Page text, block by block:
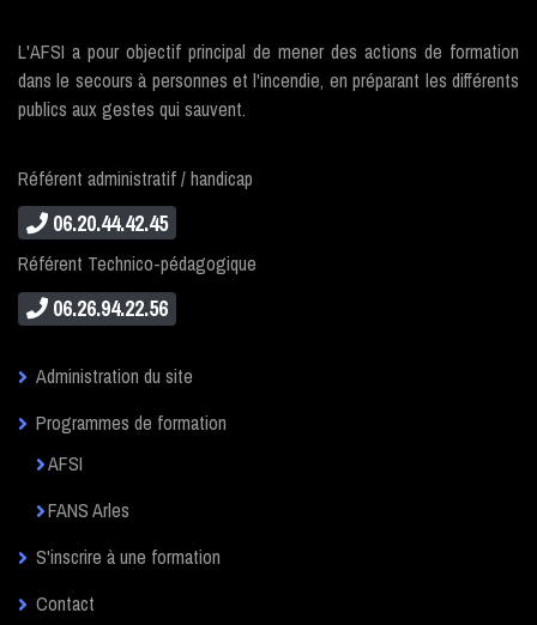
L'AFSI a pour objectif principal de mener des actions de formation
dans le secours à personnes et l'incendie, en préparant les différents
publics aux gestes qui sauvent.
Référent administratif / handicap
06.20.44.42.45
Référent Technico-pédagogique
06.26.94.22.56
Administration du site
Programmes de formation
AFSI
FANS Arles
S'inscrire à une formation
Contact